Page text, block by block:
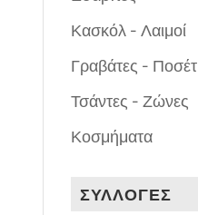
Κασκόλ - Λαιμοί
Γραβάτες - Ποσέτ
Τσάντες - Ζώνες
Κοσμήματα
ΣΥΛΛΟΓΕΣ